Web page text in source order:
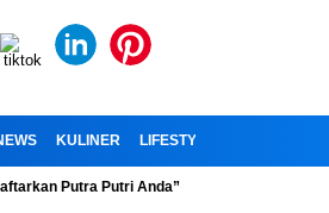
KULINER LIFESTYLE
Putra Putri Anda” Telah Dibuka Penerimaan